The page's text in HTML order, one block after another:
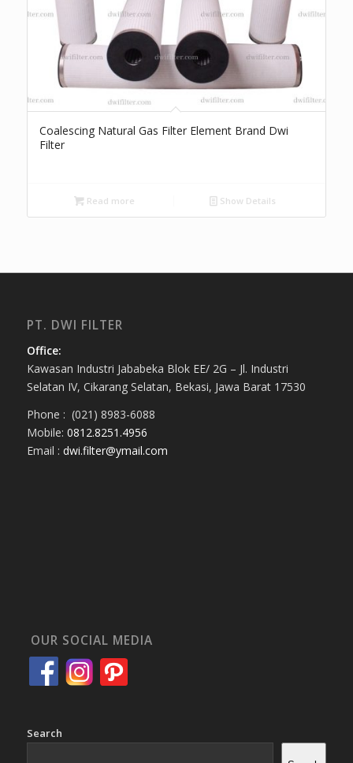
Coalescing Natural Gas Filter Element Brand Dwi
Filter
Read more Show Details
PT. DWI FILTER
Office:
Kawasan Industri Jababeka Blok EE/ 2G – Jl. Industri
Selatan IV, Cikarang Selatan, Bekasi, Jawa Barat 17530
Phone : (021) 8983-6088
Mobile: 0812.8251.4956
Email : dwi.filter@ymail.com
OUR SOCIAL MEDIA
Search